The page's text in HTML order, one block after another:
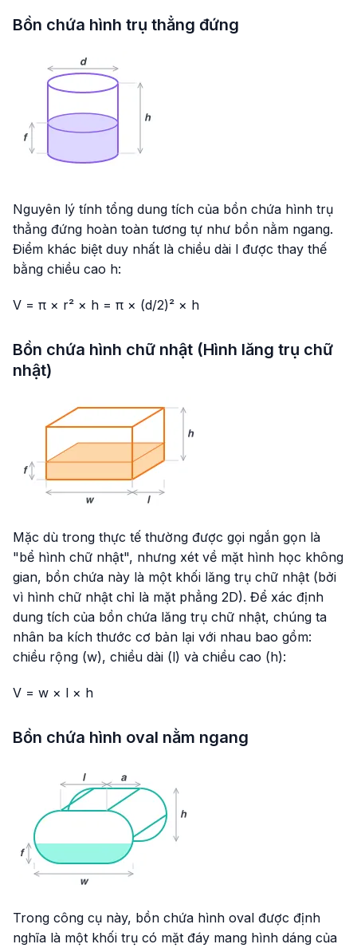
Bồn chứa hình trụ thẳng đứng
Nguyên lý tính tổng dung tích của bồn chứa hình trụ
thẳng đứng hoàn toàn tương tự như bồn nằm ngang.
Điểm khác biệt duy nhất là chiều dài l được thay thế
bằng chiều cao h:
V = π × r² × h = π × (d/2)² × h
Bồn chứa hình chữ nhật (Hình lăng trụ chữ
nhật)
Mặc dù trong thực tế thường được gọi ngắn gọn là
"bể hình chữ nhật", nhưng xét về mặt hình học không
gian, bồn chứa này là một khối lăng trụ chữ nhật (bởi
vì hình chữ nhật chỉ là mặt phẳng 2D). Để xác định
dung tích của bồn chứa lăng trụ chữ nhật, chúng ta
nhân ba kích thước cơ bản lại với nhau bao gồm:
chiều rộng (w), chiều dài (l) và chiều cao (h):
V = w × l × h
Bồn chứa hình oval nằm ngang
Trong công cụ này, bồn chứa hình oval được định
nghĩa là một khối trụ có mặt đáy mang hình dáng của